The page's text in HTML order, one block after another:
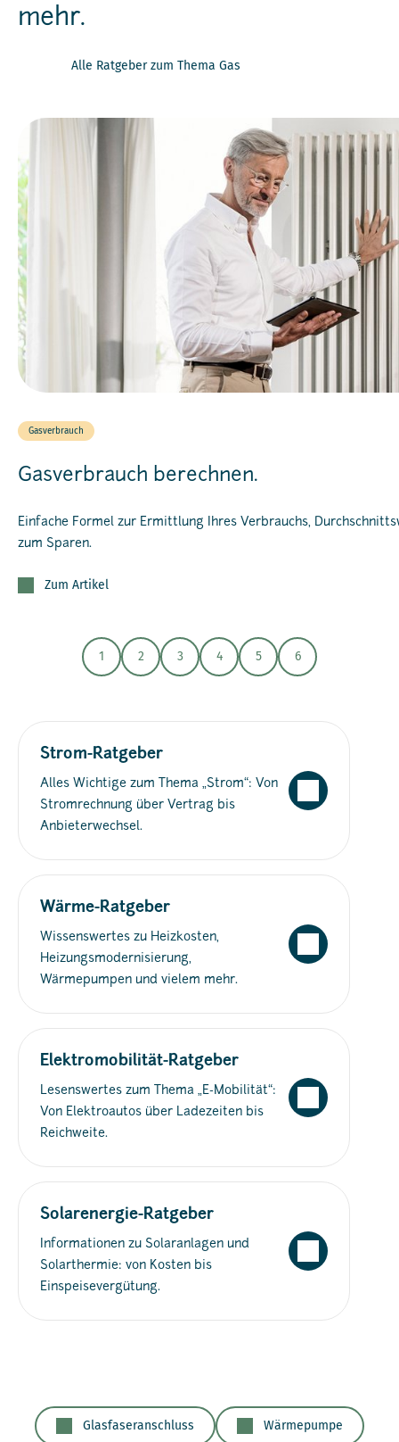
mehr.
Alle Ratgeber zum Thema Gas
Gasverbrauch
Gasverbrauch berechnen.
Einfache Formel zur Ermittlung Ihres Verbrauchs,
zum Sparen.
Zum Artikel
1 2 3 4 5 6
Strom-Ratgeber
Alles Wichtige zum Thema „Strom“: Von
Stromrechnung über Vertrag bis
Anbieterwechsel.
Wärme-Ratgeber
Wissenswertes zu Heizkosten,
Heizungsmodernisierung,
Wärmepumpen und vielem mehr.
Elektromobilität-Ratgeber
Lesenswertes zum Thema „E-Mobilität“:
Von Elektroautos über Ladezeiten bis
Reichweite.
Solarenergie-Ratgeber
Informationen zu Solaranlagen und
Solarthermie: von Kosten bis
Einspeisevergütung.
Glasfaseranschluss Wärmepumpe